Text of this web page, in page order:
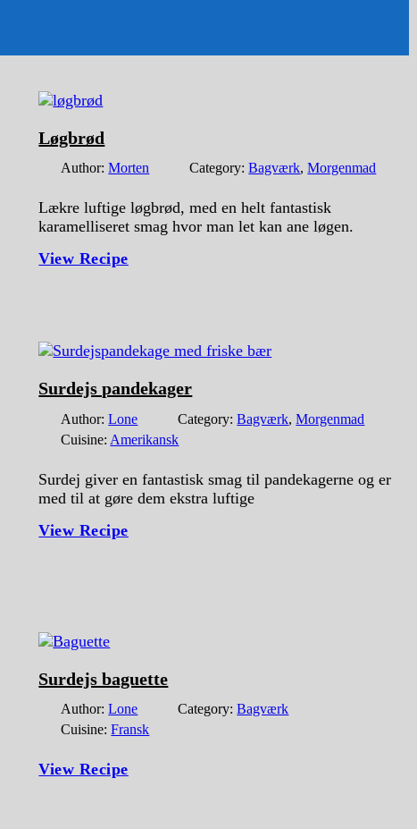
Løgbrød
Author:Morten Category:Bagværk,Morgenmad
Lækre luftige løgbrød, med en helt fantastisk
karamelliseret smag hvor man let kan ane løgen.
View Recipe
Surdejs pandekager
Author:Lone Category:Bagværk,Morgenmad
Cuisine: Amerikansk
Surdej giver en fantastisk smag til pandekagerne og er
med til at gøre dem ekstra luftige
View Recipe
Surdejs baguette
Author:Lone Category:Bagværk
Cuisine:Fransk
View Recipe